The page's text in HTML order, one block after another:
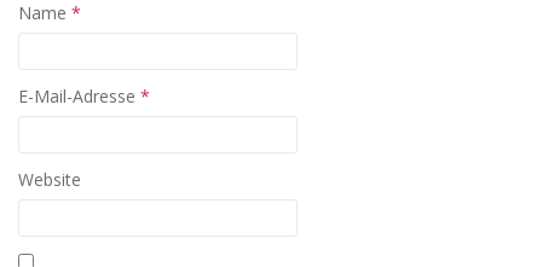
Name *
E-Mail-Adresse *
Website